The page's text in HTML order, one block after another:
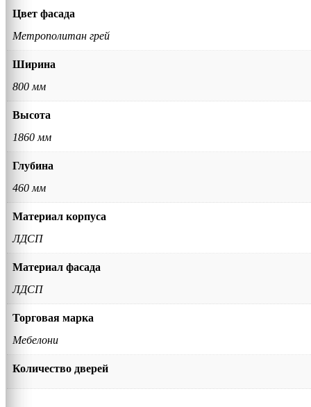
Цвет фасада
Метрополитан грей
Ширина
800 мм
Высота
1860 мм
Глубина
460 мм
Материал корпуса
ЛДСП
Материал фасада
ЛДСП
Торговая марка
Мебелони
Количество дверей